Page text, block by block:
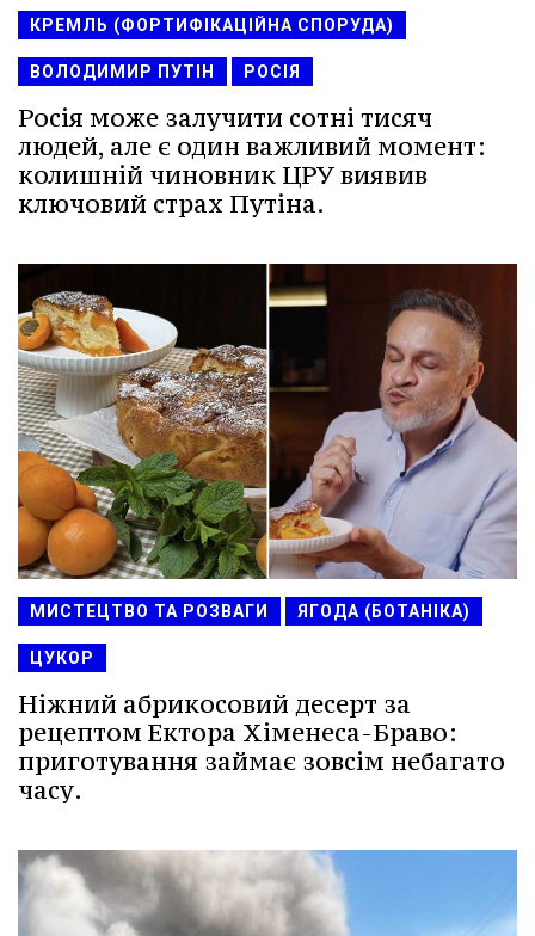
КРЕМЛЬ (ФОРТИФІКАЦІЙНА СПОРУДА)
ВОЛОДИМИР ПУТІН РОСІЯ
Росія може залучити сотні тисяч
людей, але є один важливий момент:
колишній чиновник ЦРУ виявив
ключовий страх Путіна.
МИСТЕЦТВО ТА РОЗВАГИ ЯГОДА (БОТАНІКА)
ЦУКОР
Ніжний абрикосовий десерт за
рецептом Ектора Хіменеса-Браво:
приготування займає зовсім небагато
часу.